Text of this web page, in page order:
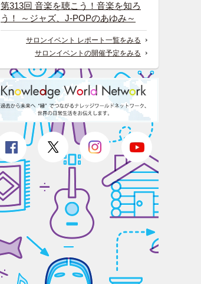
第313回 音楽を聴こう！音楽を知ろ
う！ ～ジャズ、J-POPのあゆみ～
サロンイベント レポート一覧をみる
サロンイベントの開催予定をみる